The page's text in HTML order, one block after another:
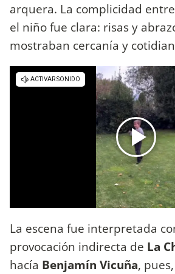
arquera. La complicidad
el niño fue clara: risas y
mostraban cercanía y
La escena fue interpretada
provocación indirecta de La
hacía Benjamín Vicuña,